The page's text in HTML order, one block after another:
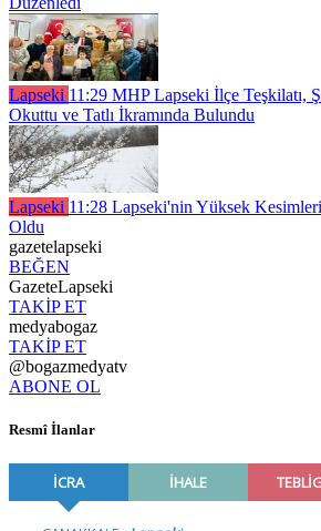
Lapseki 11:29 MHP Lapseki İlçe Teşkilatı,
Okuttu ve Tatlı İkramında Bulundu
Lapseki 11:28 Lapseki'nin Yüksek
Oldu
gazetelapseki
BEĞEN
GazeteLapseki
TAKİP ET
medyabogaz
TAKİP ET
@bogazmedyatv
ABONE OL
Resmî İlanlar